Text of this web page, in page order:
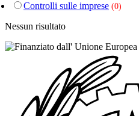
Controlli sulle imprese (0)
Nessun risultato